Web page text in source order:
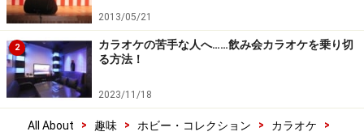
2013/05/21
2
カラオケの苦手な人へ……飲み会カラオケを乗り切
る方法！
2023/11/18
All About > 趣味 > ホビー・コレクション > カラオケ
>